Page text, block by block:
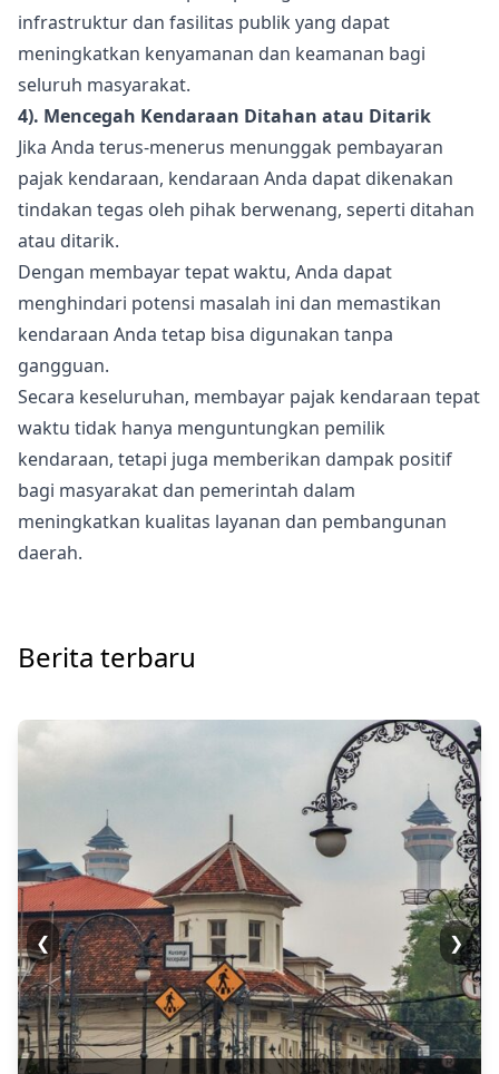
infrastruktur dan fasilitas publik yang dapat
meningkatkan kenyamanan dan keamanan bagi
seluruh masyarakat.
4). Mencegah Kendaraan Ditahan atau Ditarik
Jika Anda terus-menerus menunggak pembayaran
pajak kendaraan, kendaraan Anda dapat dikenakan
tindakan tegas oleh pihak berwenang, seperti ditahan
atau ditarik.
Dengan membayar tepat waktu, Anda dapat
menghindari potensi masalah ini dan memastikan
kendaraan Anda tetap bisa digunakan tanpa
gangguan.
Secara keseluruhan, membayar pajak kendaraan tepat
waktu tidak hanya menguntungkan pemilik
kendaraan, tetapi juga memberikan dampak positif
bagi masyarakat dan pemerintah dalam
meningkatkan kualitas layanan dan pembangunan
daerah.
Berita terbaru
❮ ❯